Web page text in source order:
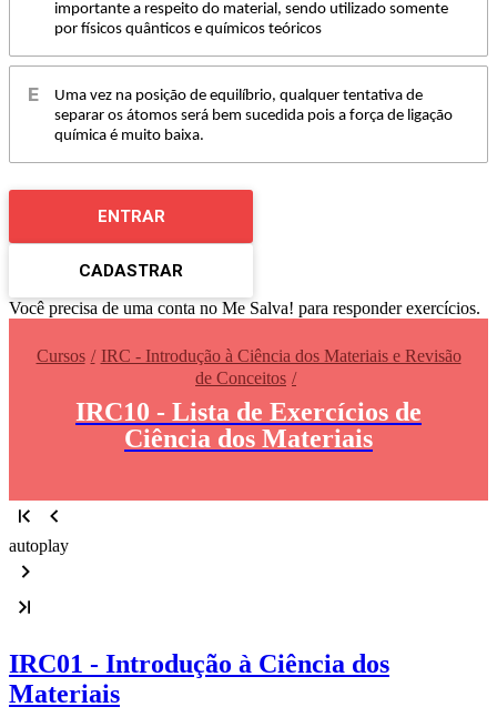
importante a respeito do material, sendo utilizado somente
por físicos quânticos e químicos teóricos
Uma vez na posição de equilíbrio, qualquer tentativa de
separar os átomos será bem sucedida pois a força de ligação
química é muito baixa.
ENTRAR
CADASTRAR
Você precisa de uma conta no Me Salva! para responder exercícios.
Cursos
IRC - Introdução à Ciência dos Materiais e Revisão
de Conceitos
IRC10 - Lista de Exercícios de
Ciência dos Materiais
autoplay
IRC01 - Introdução à Ciência dos
Materiais